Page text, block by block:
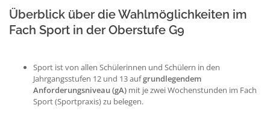
Überblick über die Wahlmöglichkeiten im
Fach Sport in der Oberstufe G9
Sport ist von allen Schülerinnen und Schülern in den
Jahrgangsstufen 12 und 13 aufgrundlegendem
Anforderungsniveau (gA) mit je zwei Wochenstunden im Fach
Sport (Sportpraxis) zu belegen.